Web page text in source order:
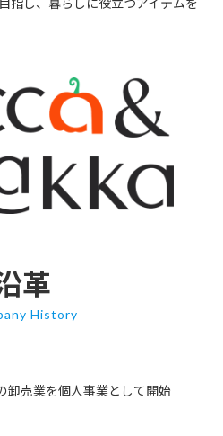
指し、暮らしに役立つアイテムを
革
History
卸売業を個人事業として開始